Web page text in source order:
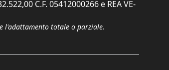
C.F. 05412000266 e REA VE-
l'adattamento totale o parziale.